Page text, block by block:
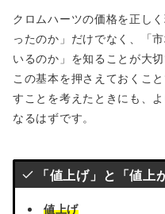
クロムハーツの価格を正し
ったのか」だけでなく、「
いるのか」を知ることが大切
この基本を押さえておくこ
すことを考えたときにも、
なるはずです。
「値上げ」と「値上
値上げ